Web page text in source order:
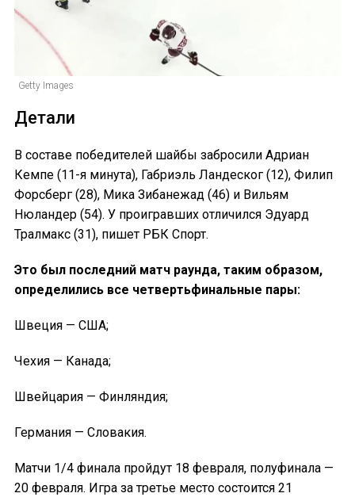
Getty Images
Детали
В составе победителей шайбы забросили Адриан
Кемпе (11-я минута), Габриэль Ландеског (12), Филип
Форсберг (28), Мика Зибанежад (46) и Вильям
Нюландер (54). У проигравших отличился Эдуард
Тралмакс (31), пишет РБК Спорт.
Это был последний матч раунда, таким образом,
определились все четвертьфинальные пары:
Швеция — США;
Чехия — Канада;
Швейцария — Финляндия;
Германия — Словакия.
Матчи 1/4 финала пройдут 18 февраля, полуфинала —
20 февраля. Игра за третье место состоится 21